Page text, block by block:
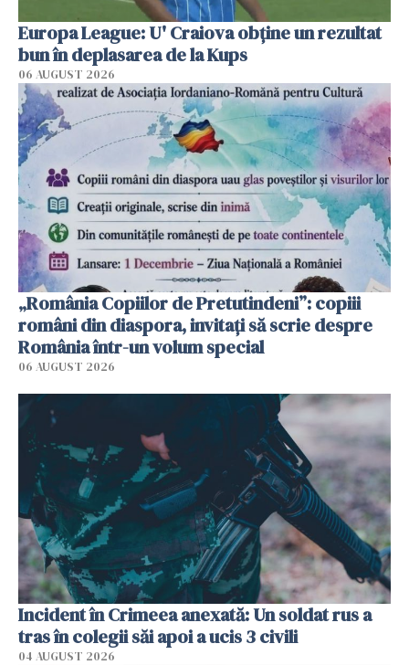
Europa League: U' Craiova obține un rezultat
bun în deplasarea de la Kups
06 AUGUST 2026
„România Copiilor de Pretutindeni”: copiii
români din diaspora, invitați să scrie despre
România într-un volum special
06 AUGUST 2026
Incident în Crimeea anexată: Un soldat rus a
tras în colegii săi apoi a ucis 3 civili
04 AUGUST 2026